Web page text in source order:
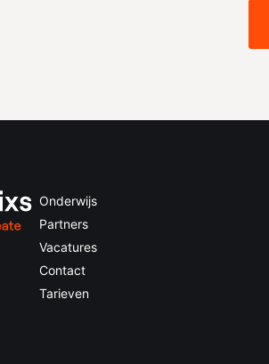
Onderwijs
Partners
Vacatures
Contact
Tarieven